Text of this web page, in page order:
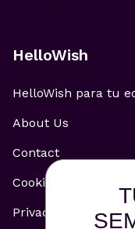
HelloWish
HelloWish para tu
About Us
Contact
Cookie Policy
Privacy Policy